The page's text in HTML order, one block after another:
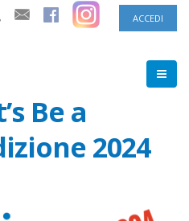
Menu
profilo
utente
ACCEDI
Be a
2024